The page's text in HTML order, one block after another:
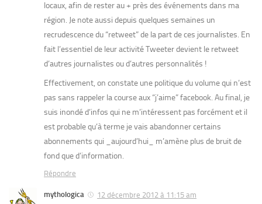
locaux, afin de rester au + près des événements dans ma
région. Je note aussi depuis quelques semaines un
recrudescence du “retweet” de la part de ces journalistes. En
fait l’essentiel de leur activité Tweeter devient le retweet
d’autres journalistes ou d’autres personnalités !
Effectivement, on constate une politique du volume qui n’est
pas sans rappeler la course aux “j’aime” facebook. Au final, je
suis inondé d’infos qui ne m’intéressent pas forcément et il
est probable qu’à terme je vais abandonner certains
abonnements qui _aujourd’hui_ m’amène plus de bruit de
fond que d’information.
Répondre
mythologica 12 décembre 2012 à 11:15 am